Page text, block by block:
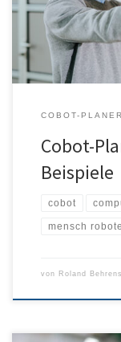
COBOT-PLANER
Cobot-
Beispiele
cobot
mensch
von Roland Behrens